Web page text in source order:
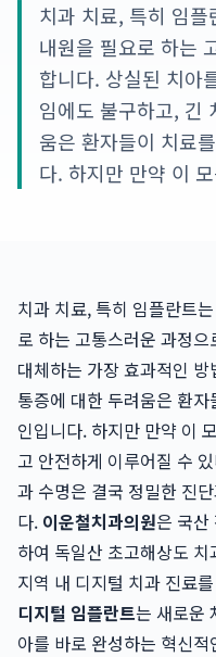
치과 치료, 특히 임
내원을 필요로 하는
합니다. 상실된 치아
임에도 불구하고, 긴
움은 환자들이 치료
다. 하지만 만약 이
치과 치료, 특히 임플란트
로 하는 고통스러운 과정
대체하는 가장 효과적인
통증에 대한 두려움은 환
인입니다. 하지만 만약 이
고 안전하게 이루어질 수
과 수명은 결국 정밀한 진
다. 이운철치과의원은 국산
하여 독일산 초고해상도
지역 내 디지털 치과 진료
디지털 임플란트는 새로운
아를 바로 완성하는 혁신